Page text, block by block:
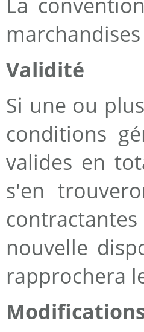
Validité
Si une ou
conditions
valides en
s'en
nouvelle
rapprochera